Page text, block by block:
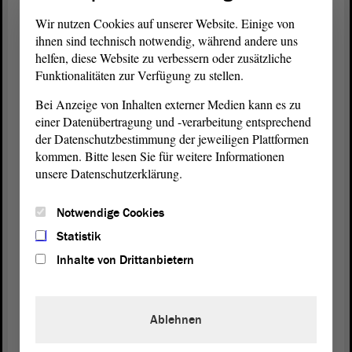
© ltlsa/stb
1/4
Bereits zum 21. Mal wurde das Landesfinale von Jugend
debattiert imPlenarsaaldesLandtagausgetragen.
Die Sekundarstufe I beschäftigte sich in ihrer
„Soll die Polizei in Sachsen-Anhalt flächendeckend mit Tasern
wie so oft bei Themen dieser Art – durchaus alle nachvollziehbar:
als auch für Menschen, die sich und andere in Gefahr begäben –,
Wir nutzen Cookies auf unserer Website. Einige von
ihnen sind technisch notwendig, während andere uns
helfen, diese Website zu verbessern oder zusätzliche
Funktionalitäten zur Verfügung zu stellen.
Bei Anzeige von Inhalten externer Medien kann es zu
einer Datenübertragung und -verarbeitung entsprechend
der Datenschutzbestimmung der jeweiligen Plattformen
kommen. Bitte lesen Sie für weitere Informationen
unsere Datenschutzerklärung.
Notwendige Cookies
Statistik
Inhalte von Drittanbietern
Ablehnen